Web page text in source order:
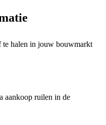
te halen in jouw bouwmarkt
aankoop ruilen in de